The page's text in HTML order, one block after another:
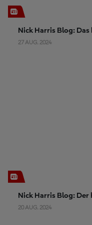
Nick Harris Blog:
27 AUG. 2024
Nick Harris Blog:
20 AUG. 2024